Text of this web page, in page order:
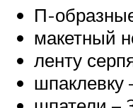
П-
макетный
ленту
шпаклевку